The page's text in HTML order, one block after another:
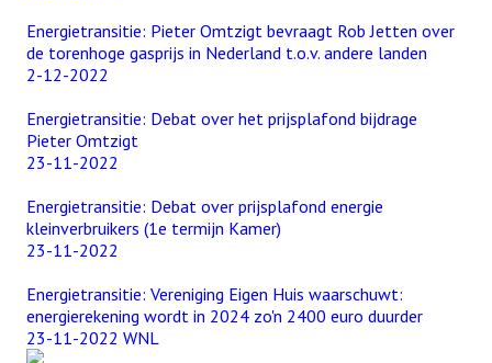
Energietransitie: Pieter Omtzigt bevraagt Rob Jetten over
de torenhoge gasprijs in Nederland t.o.v. andere landen
2-12-2022
Energietransitie: Debat over het prijsplafond bijdrage
Pieter Omtzigt
23-11-2022
Energietransitie: Debat over prijsplafond energie
kleinverbruikers (1e termijn Kamer)
23-11-2022
Energietransitie: Vereniging Eigen Huis waarschuwt:
energierekening wordt in 2024 zo'n 2400 euro duurder
23-11-2022 WNL